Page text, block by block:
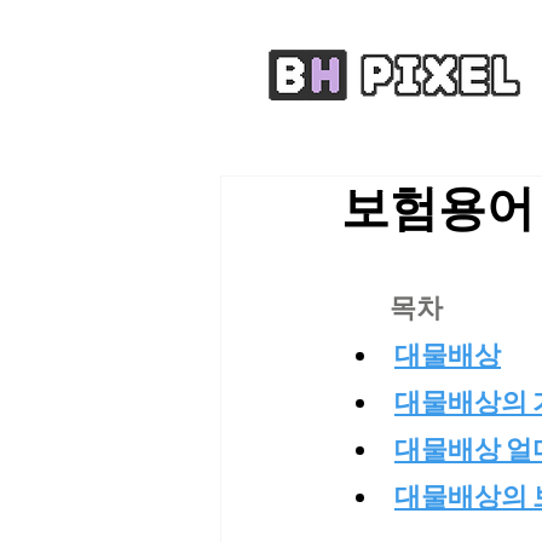
보험용
목차
대물배상
대물배상의
대물배상 얼
대물배상의